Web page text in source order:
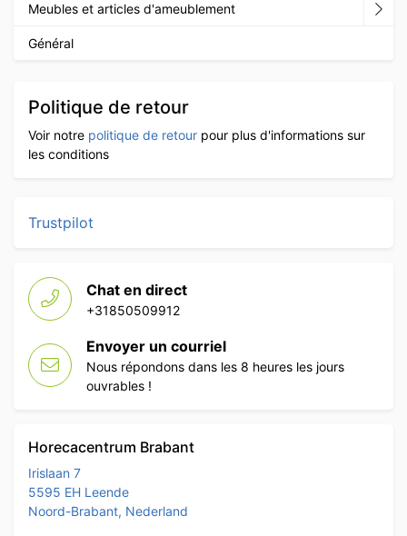
Meubles et articles d'ameublement
Général
Politique de retour
Voir notre politique de retour pour plus d'informations sur
les conditions
Trustpilot
Chat en direct
+31850509912
Envoyer un courriel
Nous répondons dans les 8 heures les jours
ouvrables !
Horecacentrum Brabant
Irislaan 7
5595 EH Leende
Noord-Brabant, Nederland